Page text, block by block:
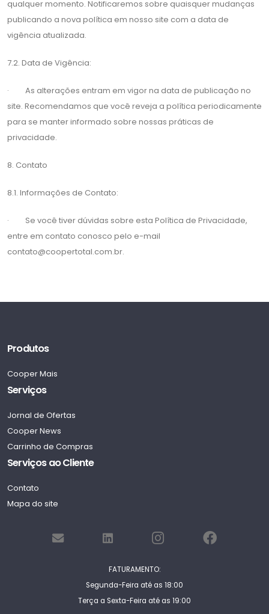
qualquer momento. Notificaremos sobre quaisquer mudanças
publicando a nova política em nosso site com a data de
vigência atualizada.
7.2. Data de Vigência:
· As alterações entram em vigor na data de publicação no
site. Recomendamos que você reveja a política periodicamente
para se manter informado sobre nossas práticas de
privacidade.
8. Contato
8.1. Informações de Contato:
· Se você tiver dúvidas sobre esta Política de Privacidade,
entre em contato conosco pelo e-mail
contato@coopertotal.com.br.
Produtos
Cooper Mais
Serviços
Jornal de Ofertas
Cooper News
Carrinho de Compras
Serviços ao Cliente
Contato
Mapa do site
FATURAMENTO:
Segunda-Feira até as 18:00
Terça a Sexta-Feira até as 19:00